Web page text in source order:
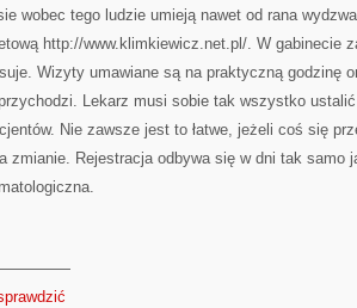
wobec tego ludzie umieją nawet od rana
http://www.klimkiewicz.net.pl/. W gabinecie
Wizyty umawiane są na praktyczną godzinę
Lekarz musi sobie tak wszystko
Nie zawsze jest to łatwe, jeżeli coś się
zmianie. Rejestracja odbywa się w dni tak samo